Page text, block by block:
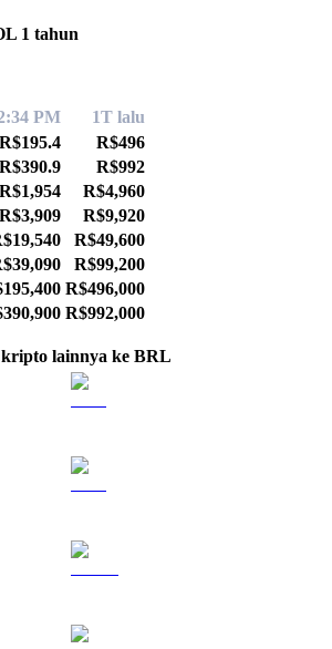
1 tahun
PM 1T lalu
R$195.4 R$496
R$390.9 R$992
R$1,954 R$4,960
R$3,909 R$9,920
R$49,600
R$99,200
R$496,000
R$992,000
lainnya ke BRL